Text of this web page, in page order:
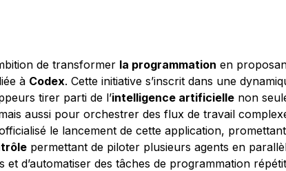
de transformer la programmation en
à Codex. Cette initiative s’inscrit dans une
tirer parti de l’intelligence artificielle non
aussi pour orchestrer des flux de travail
le lancement de cette application,
permettant de piloter plusieurs agents en
et d’automatiser des tâches de programmation